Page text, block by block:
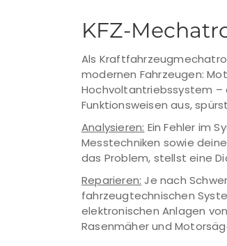
KFZ-
Als
modernen Fahrzeugen:
Hochvoltantriebssystem –
Funktionsweisen aus,
Analysieren: Ein Fehler im
Messtechniken sowie
das Problem, stellst eine
Reparieren: Je nach
fahrzeugtechnischen
elektronischen Anlagen
Rasenmäher und